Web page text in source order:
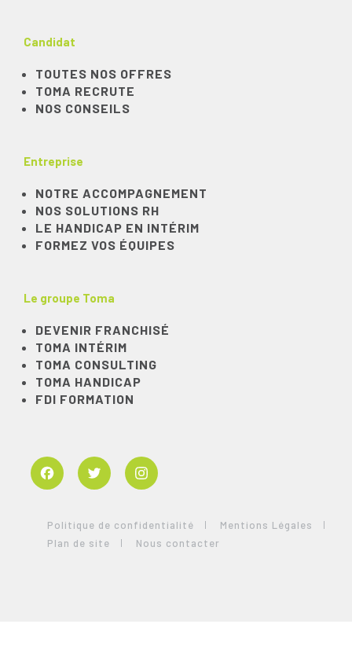
Candidat
TOUTES NOS OFFRES
TOMA RECRUTE
NOS CONSEILS
Entreprise
NOTRE ACCOMPAGNEMENT
NOS SOLUTIONS RH
LE HANDICAP EN INTÉRIM
FORMEZ VOS ÉQUIPES
Le groupe Toma
DEVENIR FRANCHISÉ
TOMA INTÉRIM
TOMA CONSULTING
TOMA HANDICAP
FDI FORMATION
Facebook
Twitter
Politique de confidentialité
Mentions Légales
Plan de site
Nous contacter